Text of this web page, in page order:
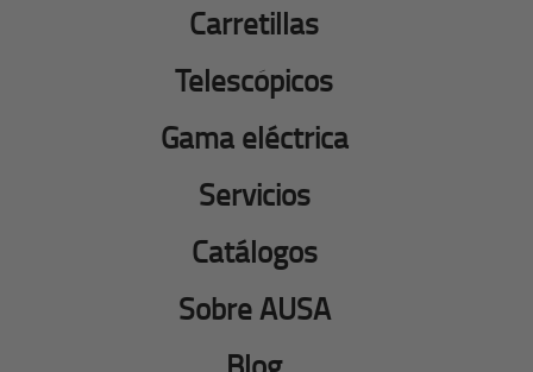
Carretillas
Telescópicos
Gama eléctrica
Servicios
Catálogos
Sobre AUSA